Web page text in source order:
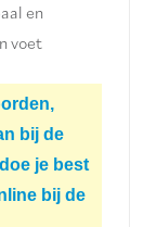
en
voet
bij de
je best
bij de